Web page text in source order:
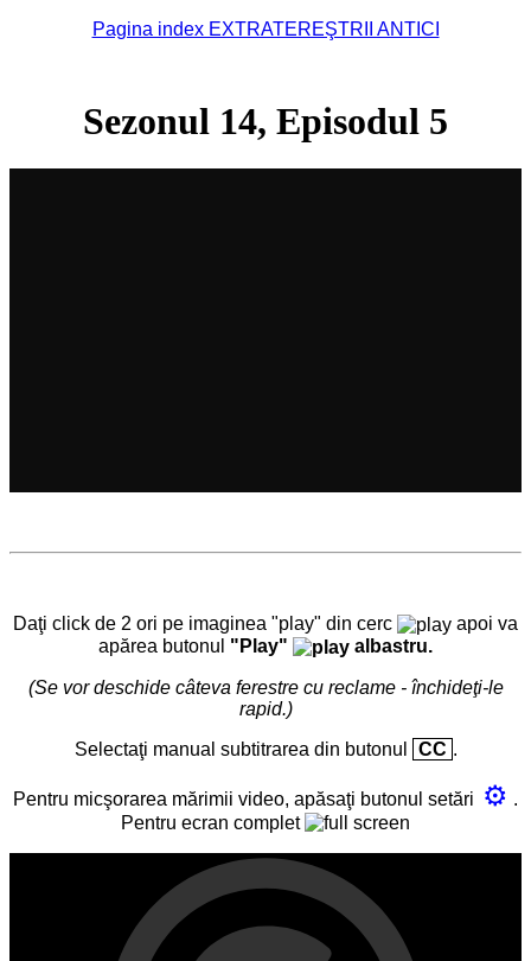
Pagina index EXTRATEREŞTRII ANTICI
Sezonul 14, Episodul 5
Daţi click de 2 ori pe imaginea "play" din cerc
apoi va
apărea butonul "Play" albastru.
(Se vor deschide câteva ferestre cu reclame - închideţi-le
rapid.)
Selectaţi manual subtitrarea din butonul
CC .
Pentru micşorarea mărimii video, apăsaţi butonul setări ⚙ .
Pentru ecran complet